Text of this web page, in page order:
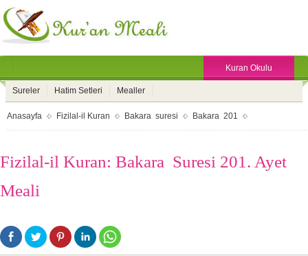
Kuran Okulu
Sureler Hatim Setleri Mealler
Anasayfa Fizilal-il Kuran Bakara suresi Bakara 201
Fizilal-il Kuran: Bakara Suresi 201. Ayet
Meali